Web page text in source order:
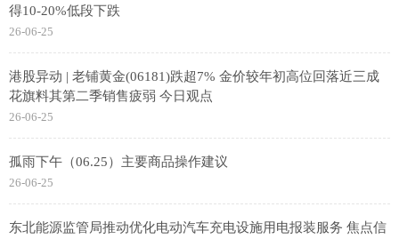
得10-20%低段下跌
26-06-25
港股异动 | 老铺黄金(06181)跌超7% 金价较年初高位回落近三成
花旗料其第二季销售疲弱 今日观点
26-06-25
孤雨下午（06.25）主要商品操作建议
26-06-25
东北能源监管局推动优化电动汽车充电设施用电报装服务 焦点信